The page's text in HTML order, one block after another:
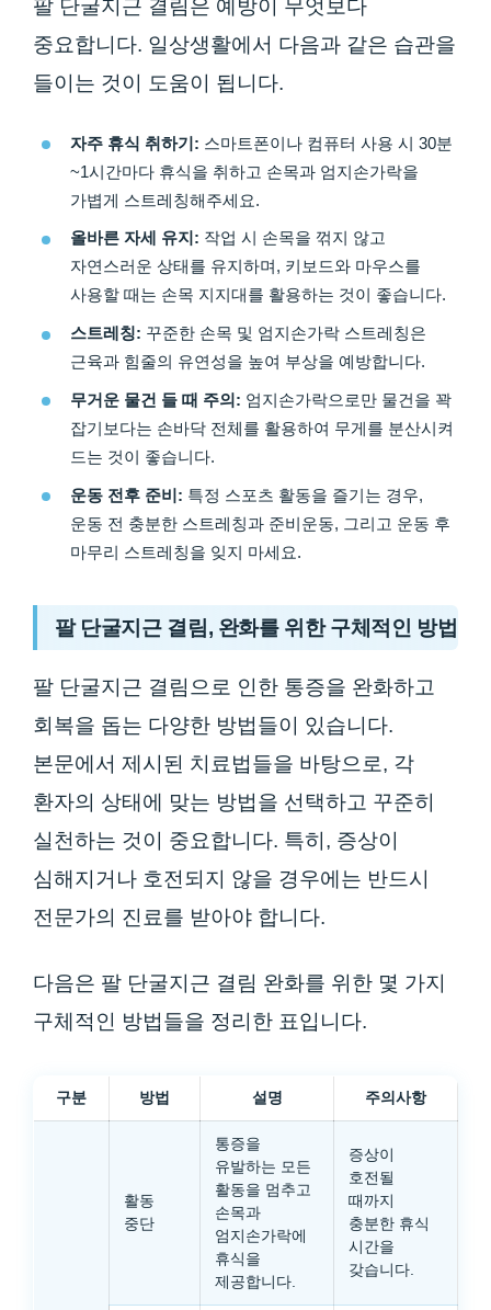
팔 단굴지근 결림은 예방이 무엇보다
중요합니다. 일상생활에서 다음과 같은 습관을
들이는 것이 도움이 됩니다.
자주 휴식 취하기: 스마트폰이나 컴퓨터 사용 시 30분
~1시간마다 휴식을 취하고 손목과 엄지손가락을
가볍게 스트레칭해주세요.
올바른 자세 유지: 작업 시 손목을 꺾지 않고
자연스러운 상태를 유지하며, 키보드와 마우스를
사용할 때는 손목 지지대를 활용하는 것이 좋습니다.
스트레칭: 꾸준한 손목 및 엄지손가락 스트레칭은
근육과 힘줄의 유연성을 높여 부상을 예방합니다.
무거운 물건 들 때 주의: 엄지손가락으로만 물건을 꽉
잡기보다는 손바닥 전체를 활용하여 무게를 분산시켜
드는 것이 좋습니다.
운동 전후 준비: 특정 스포츠 활동을 즐기는 경우,
운동 전 충분한 스트레칭과 준비운동, 그리고 운동 후
마무리 스트레칭을 잊지 마세요.
팔 단굴지근 결림, 완화를 위한 구체적인 방법
팔 단굴지근 결림으로 인한 통증을 완화하고
회복을 돕는 다양한 방법들이 있습니다.
본문에서 제시된 치료법들을 바탕으로, 각
환자의 상태에 맞는 방법을 선택하고 꾸준히
실천하는 것이 중요합니다. 특히, 증상이
심해지거나 호전되지 않을 경우에는 반드시
전문가의 진료를 받아야 합니다.
다음은 팔 단굴지근 결림 완화를 위한 몇 가지
구체적인 방법들을 정리한 표입니다.
구분 방법 설명 주의사항
활동
중단
통증을
유발하는 모든
활동을 멈추고
손목과
엄지손가락에
휴식을
제공합니다.
증상이
호전될
때까지
충분한 휴식
시간을
갖습니다.